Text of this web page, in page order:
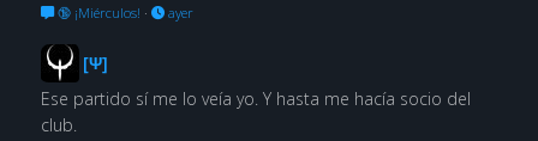
🔞 ¡Miérculos! · ayer
[Ψ]
Ese partido sí me lo veía yo. Y hasta me hacía socio del
club.